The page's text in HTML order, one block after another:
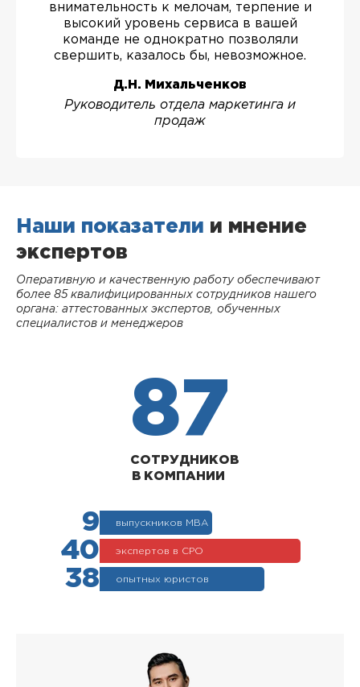
внимательность к мелочам, терпение и
высокий уровень сервиса в вашей
команде не однократно позволяли
свершить, казалось бы, невозможное.
Д.Н. Михальченков
Руководитель отдела маркетинга и
продаж
Наши показатели и мнение
экспертов
Оперативную и качественную работу обеспечивают
более 85 квалифицированных сотрудников нашего
органа: аттестованных экспертов, обученных
специалистов и менеджеров
87
СОТРУДНИКОВ
В КОМПАНИИ
9 выпускников МВА
40 экспертов в СРО
38 опытных юристов